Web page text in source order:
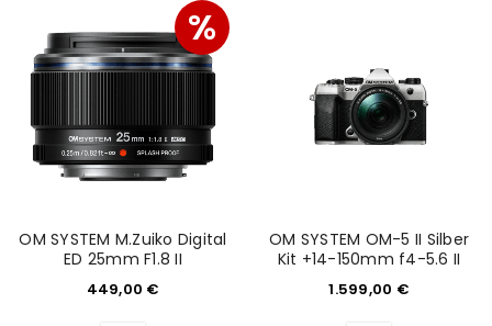
PASSWORT VERGESSEN?
E-Mail-Adresse*
Ein Link zum Erstellen eines neuen Passworts wird an
%
OM SYSTEM M.Zuiko Digital
ED 25mm F1.8 II
449,00 €
OM SYSTEM OM-5 II Silber
Kit +14-150mm f4-5.6 II
1.599,00 €